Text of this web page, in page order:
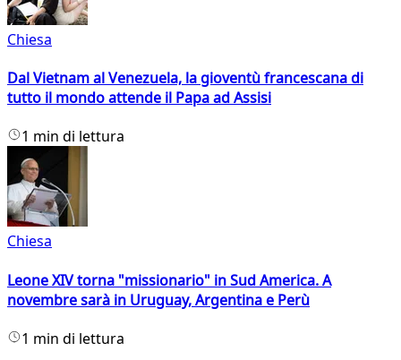
Chiesa
Dal Vietnam al Venezuela, la gioventù francescana di
tutto il mondo attende il Papa ad Assisi
1 min di lettura
Chiesa
Leone XIV torna "missionario" in Sud America. A
novembre sarà in Uruguay, Argentina e Perù
1 min di lettura